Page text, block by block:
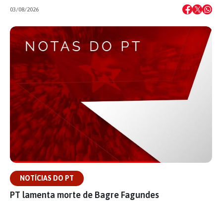
03/08/2026
NOTÍCIAS DO PT
PT lamenta morte de Bagre Fagundes